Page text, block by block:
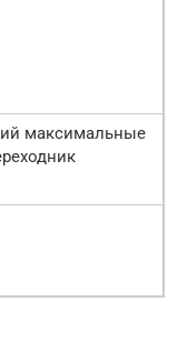
максимальные